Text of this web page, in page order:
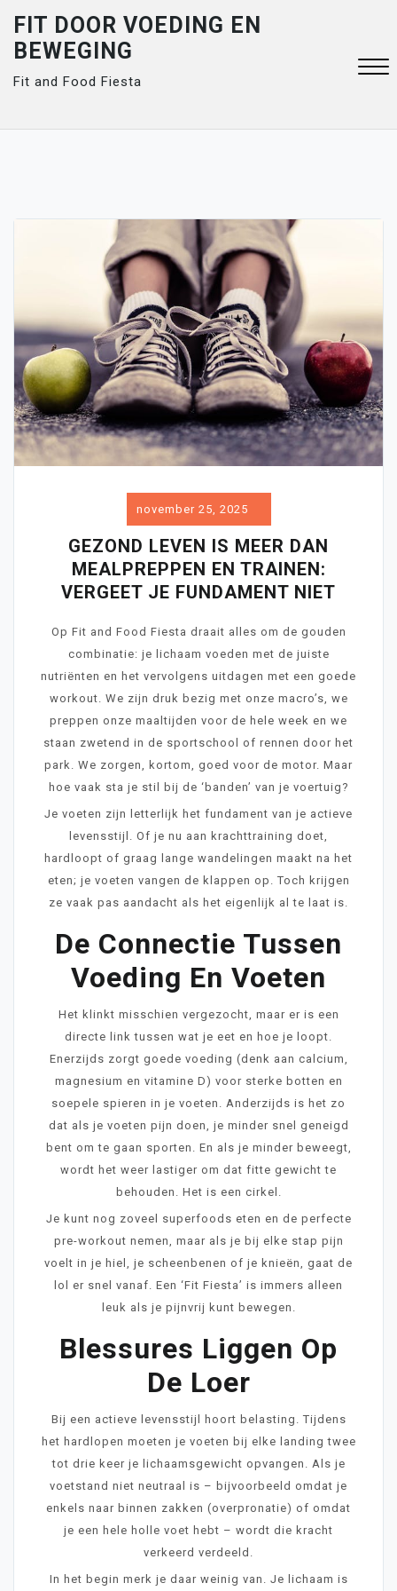
content
FIT DOOR VOEDING EN
BEWEGING
Fit and Food Fiesta
november 25, 2025
GEZOND LEVEN IS MEER DAN
MEALPREPPEN EN TRAINEN:
VERGEET JE FUNDAMENT NIET
Op Fit and Food Fiesta draait alles om de gouden
combinatie: je lichaam voeden met de juiste
nutriënten en het vervolgens uitdagen met een goede
workout. We zijn druk bezig met onze macro’s, we
preppen onze maaltijden voor de hele week en we
staan zwetend in de sportschool of rennen door het
park. We zorgen, kortom, goed voor de motor. Maar
hoe vaak sta je stil bij de ‘banden’ van je voertuig?
Je voeten zijn letterlijk het fundament van je actieve
levensstijl. Of je nu aan krachttraining doet,
hardloopt of graag lange wandelingen maakt na het
eten; je voeten vangen de klappen op. Toch krijgen
ze vaak pas aandacht als het eigenlijk al te laat is.
De Connectie Tussen
Voeding En Voeten
Het klinkt misschien vergezocht, maar er is een
directe link tussen wat je eet en hoe je loopt.
Enerzijds zorgt goede voeding (denk aan calcium,
magnesium en vitamine D) voor sterke botten en
soepele spieren in je voeten. Anderzijds is het zo
dat als je voeten pijn doen, je minder snel geneigd
bent om te gaan sporten. En als je minder beweegt,
wordt het weer lastiger om dat fitte gewicht te
behouden. Het is een cirkel.
Je kunt nog zoveel superfoods eten en de perfecte
pre-workout nemen, maar als je bij elke stap pijn
voelt in je hiel, je scheenbenen of je knieën, gaat de
lol er snel vanaf. Een ‘Fit Fiesta’ is immers alleen
leuk als je pijnvrij kunt bewegen.
Blessures Liggen Op
De Loer
Bij een actieve levensstijl hoort belasting. Tijdens
het hardlopen moeten je voeten bij elke landing twee
tot drie keer je lichaamsgewicht opvangen. Als je
voetstand niet neutraal is – bijvoorbeeld omdat je
enkels naar binnen zakken (overpronatie) of omdat
je een hele holle voet hebt – wordt die kracht
verkeerd verdeeld.
In het begin merk je daar weinig van. Je lichaam is